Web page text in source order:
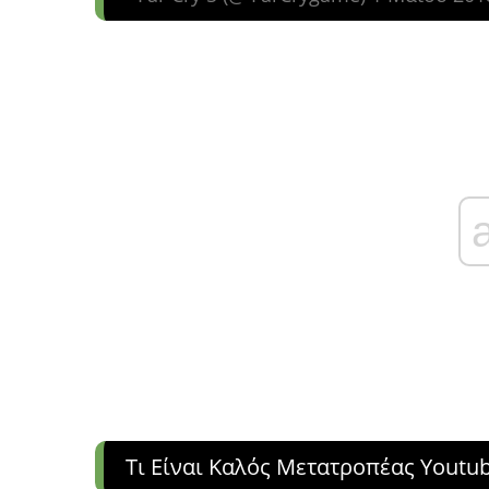
Τι Είναι Καλός Μετατροπέας